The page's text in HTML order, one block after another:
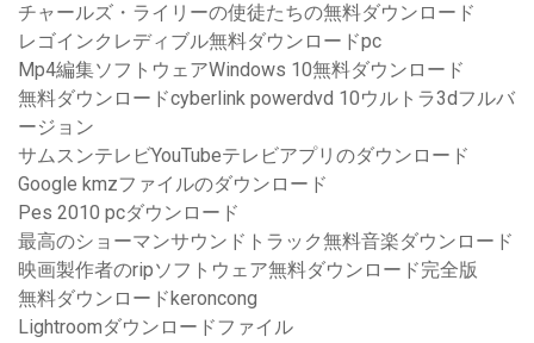
チャールズ・ライリーの使徒たちの無料ダウンロード
レゴインクレディブル無料ダウンロードpc
Mp4編集ソフトウェアWindows 10無料ダウンロード
無料ダウンロードcyberlink powerdvd 10ウルトラ3dフルバ
ージョン
サムスンテレビYouTubeテレビアプリのダウンロード
Google kmzファイルのダウンロード
Pes 2010 pcダウンロード
最高のショーマンサウンドトラック無料音楽ダウンロード
映画製作者のripソフトウェア無料ダウンロード完全版
無料ダウンロードkeroncong
Lightroomダウンロードファイル